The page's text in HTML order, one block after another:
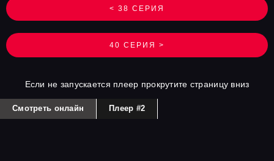
< 38 СЕРИЯ
40 СЕРИЯ >
Если не запускается плеер прокрутите страницу вниз
Смотреть онлайн Плеер #2